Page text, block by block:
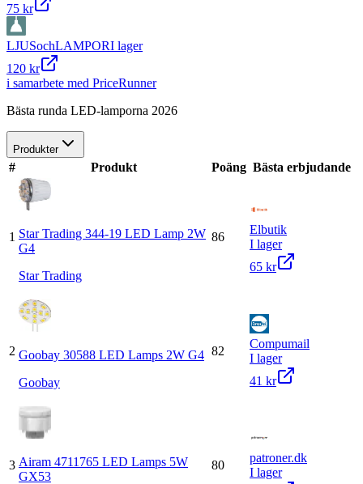
75 kr
LJUSochLAMPORI lager
120 kr
i samarbete med PriceRunner
Bästa runda LED-lamporna 2026
Produkter
# Produkt Poäng Bästa erbjudande
1 Star Trading 344-19 LED Lamp 2W
G4
Star Trading
86
Elbutik
I lager
65 kr
2 Goobay 30588 LED Lamps 2W G4
Goobay
82
Compumail
I lager
41 kr
3 Airam 4711765 LED Lamps 5W
GX53
80
patroner.dk
I lager